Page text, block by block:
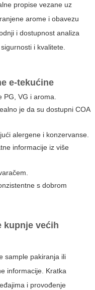
propise vezane uz
arome i obavezu
i dostupnost analiza
i kvalitete.
e-tekućine
PG, VG i aroma.
je da su dostupni COA
alergene i konzervanse.
informacije iz više
s dobrom
kupnje većih
sample pakiranja ili
informacije. Kratka
i provođenje